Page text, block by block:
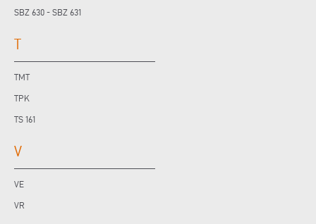
SBZ 630 - SBZ 631
T
TMT
TPK
TS 161
V
VE
VR